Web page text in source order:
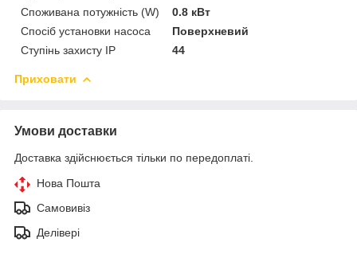
Споживана потужність (W)
0.8 кВт
Спосіб установки насоса
Поверхневий
Ступінь захисту IP
44
Приховати
Умови доставки
Доставка здійснюється тільки по передоплаті.
Нова Пошта
Самовивіз
Делівері